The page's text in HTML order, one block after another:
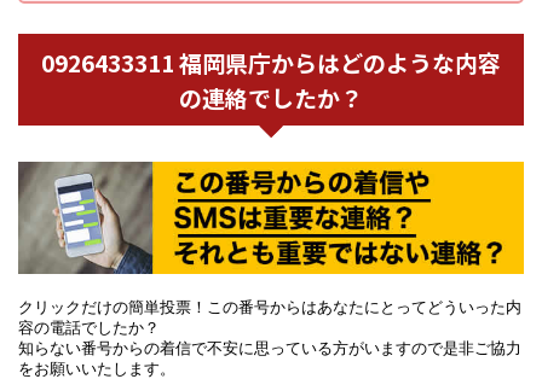
0926433311 福岡県庁からはどのような内容
の連絡でしたか？
クリックだけの簡単投票！この番号からはあなたにとってどういった内
容の電話でしたか？
知らない番号からの着信で不安に思っている方がいますので是非ご協力
をお願いいたします。